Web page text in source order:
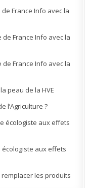
France Info avec la
de France Info avec la
de France Info avec la
peau de la HVE
l’Agriculture ?
écologiste aux effets
écologiste aux effets
remplacer les produits